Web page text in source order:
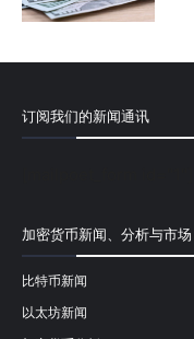
订阅我们的新闻通讯
加密货币新闻、分析与市场
比特币新闻
以太坊新闻